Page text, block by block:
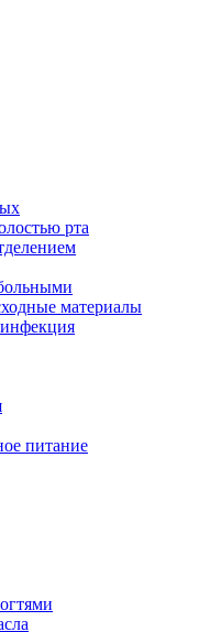
рта
материалы
питание